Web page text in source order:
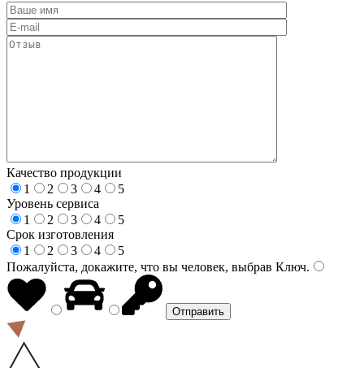
Качество продукции
1
2 3 4
5
Уровень сервиса
1
2 3 4
5
Срок изготовления
1
2 3 4
5
Пожалуйста, докажите, что вы человек, выбрав Ключ.